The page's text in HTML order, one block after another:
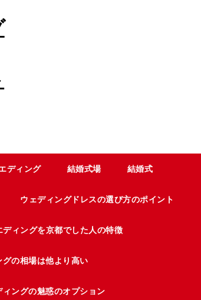
ディング 結婚式場 結婚式
ウェディングドレスの選び方のポイント
ディングを京都でした人の特徴
の相場は他より高い
ングの魅惑のオプション